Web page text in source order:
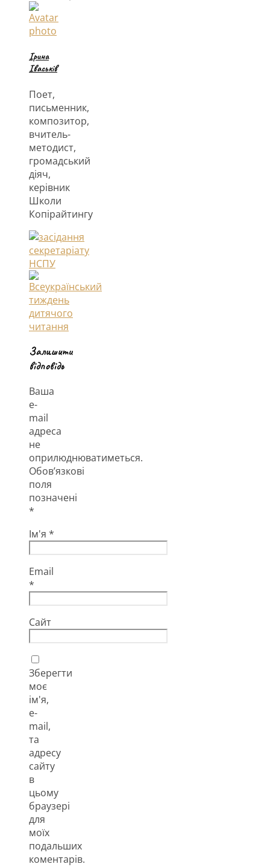
Ірина
Іваськів
Поет,
письменник,
композитор,
вчитель-
методист,
громадський
діяч,
керівник
Школи
Копірайтингу
Залишити
відповідь
Ваша
e-
mail
адреса
не
оприлюднюватиметься.
Обов’язкові
поля
позначені
*
Ім'я *
Email
*
Сайт
Зберегти
моє
ім'я,
e-
mail,
та
адресу
сайту
в
цьому
браузері
для
моїх
подальших
коментарів.